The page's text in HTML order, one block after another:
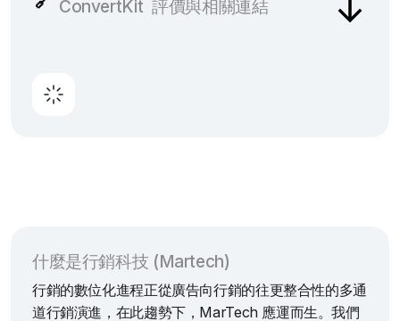
ConvertKit 評價與相關連結
什麼是行銷科技 (Martech)
行銷的數位化進程正從廣告向行銷的往更整合性的多通
道行銷演進，在此趨勢下，MarTech 應運而生。我們